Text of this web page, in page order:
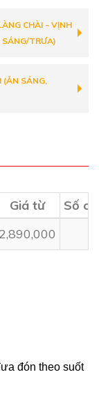
CHÀI - VỊNH
SÁNG/TRƯA)
(ĂN SÁNG,
Giá từ
Số
2,890,000
đón theo suốt